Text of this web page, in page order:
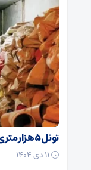
تونل ۵ هزار متری در بازار تهران شایعه بود یا واقعیت؟!